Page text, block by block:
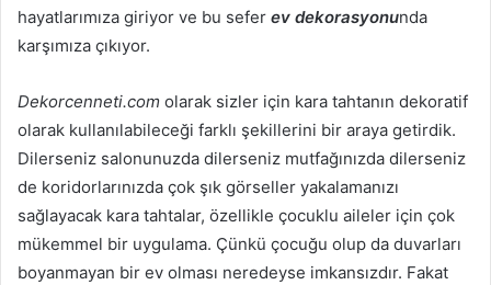
hayatlarımıza giriyor ve bu sefer ev dekorasyonunda
karşımıza çıkıyor.
Dekorcenneti.com olarak sizler için kara tahtanın dekoratif
olarak kullanılabileceği farklı şekillerini bir araya getirdik.
Dilerseniz salonunuzda dilerseniz mutfağınızda dilerseniz
de koridorlarınızda çok şık görseller yakalamanızı
sağlayacak kara tahtalar, özellikle çocuklu aileler için çok
mükemmel bir uygulama. Çünkü çocuğu olup da duvarları
boyanmayan bir ev olması neredeyse imkansızdır. Fakat